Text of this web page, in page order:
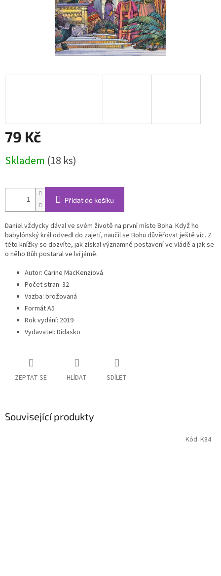
79 Kč
cena:
Skladem (18 ks)
Přidat do košíku
Daniel vždycky dával ve svém životě na první místo Boha. Když ho
babylónský král odvedl do zajetí, naučil se Bohu důvěřovat ještě víc. Z
této knížky se dozvíte, jak získal významné postavení ve vládě a jak se
o něho Bůh postaral ve lví jámě.
Autor: Carine MacKenziová
Počet stran: 32
Vazba: brožovaná
Formát A5
Rok vydání: 2019
Vydavatel: Didasko
ZEPTAT SE HLÍDAT SDÍLET
Související produkty
Kód: K84